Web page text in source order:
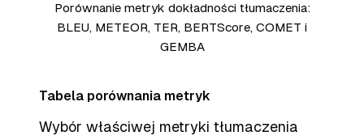
Porównanie metryk dokładności tłumaczenia:
BLEU, METEOR, TER, BERTScore, COMET i
GEMBA
Tabela porównania metryk
Wybór właściwej metryki tłumaczenia